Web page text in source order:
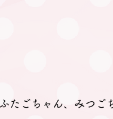
たごちゃん、みつご